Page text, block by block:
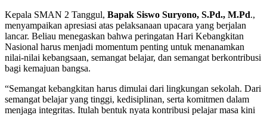
Kepala SMAN 2 Tanggul, Bapak Siswo Suryono, S.Pd., M.Pd.,
menyampaikan apresiasi atas pelaksanaan upacara yang berjalan
lancar. Beliau menegaskan bahwa peringatan Hari Kebangkitan
Nasional harus menjadi momentum penting untuk menanamkan
nilai-nilai kebangsaan, semangat belajar, dan semangat berkontribusi
bagi kemajuan bangsa.
“Semangat kebangkitan harus dimulai dari lingkungan sekolah. Dari
semangat belajar yang tinggi, kedisiplinan, serta komitmen dalam
menjaga integritas. Itulah bentuk nyata kontribusi pelajar masa kini